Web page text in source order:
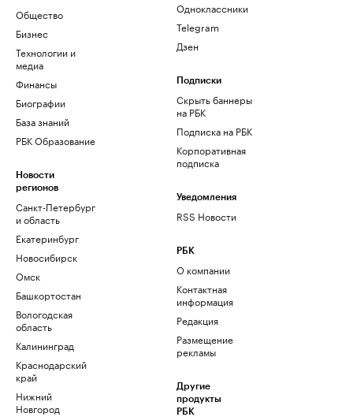
Общество
Бизнес
Технологии и
медиа
Финансы
Биографии
База знаний
РБК Образование
Новости
регионов
Санкт-Петербург
и область
Екатеринбург
Новосибирск
Омск
Башкортостан
Вологодская
область
Калининград
Краснодарский
край
Нижний
Новгород
Одноклассники
Telegram
Дзен
Подписки
Скрыть баннеры
на РБК
Подписка на РБК
Корпоративная
подписка
Уведомления
RSS Новости
РБК
О компании
Контактная
информация
Редакция
Размещение
рекламы
Другие
продукты
РБК